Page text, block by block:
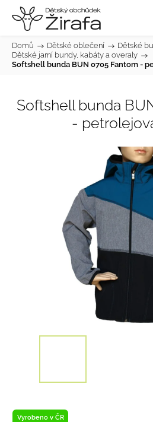
Domů / Dětské oblečení / Dětské
Dětské jarní bundy, kabáty a overaly /
Softshell bunda BUN 0705 Fantom -
Softshell bunda
-
Vyrobeno v ČR